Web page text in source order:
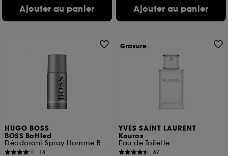
Ajouter au panier Ajouter au panier
HUGO BOSS
BOSS Bottled
Déodorant Spray Homme Boisé et Oriental
18
YVES SAINT LAURENT
Kouros
Eau de Toilette
67
Gravure